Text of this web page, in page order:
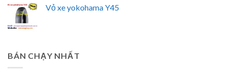
Vỏ xe yokohama Y45
BÁN CHẠY NHẤT